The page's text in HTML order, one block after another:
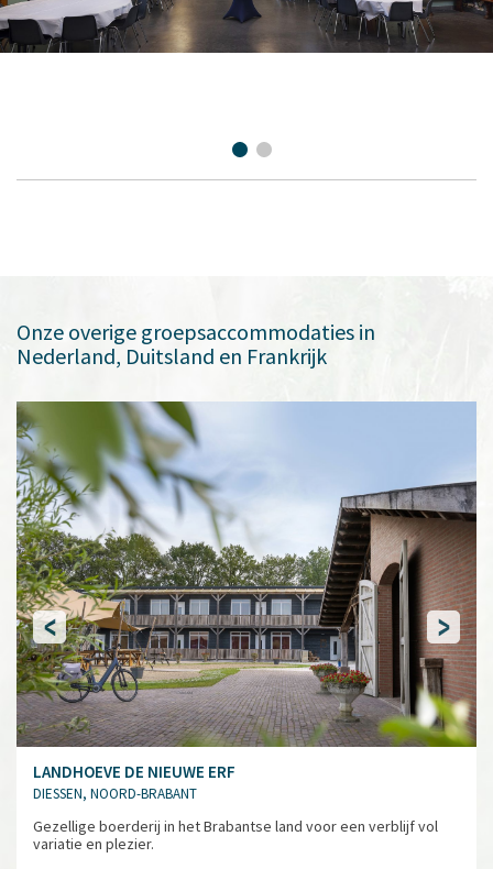
Onze overige groepsaccommodaties in
Nederland, Duitsland en Frankrijk
LANDHOEVE DE NIEUWE ERF
DIESSEN, NOORD-BRABANT
Gezellige boerderij in het Brabantse land voor een verblijf vol
variatie en plezier.